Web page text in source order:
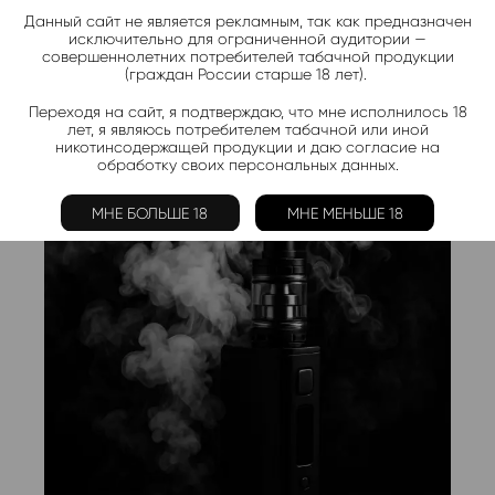
Горячие предложения
Скидки и акции каждую неделю
Все товары
Данный сайт не является рекламным, так как предназначен
исключительно для ограниченной аудитории —
совершеннолетних потребителей табачной продукции
(граждан России старше 18 лет).
Переходя на сайт, я подтверждаю, что мне исполнилось 18
лет, я являюсь потребителем табачной или иной
никотинсодержащей продукции и даю согласие на
обработку своих персональных данных.
МНЕ БОЛЬШЕ 18 МНЕ МЕНЬШЕ 18